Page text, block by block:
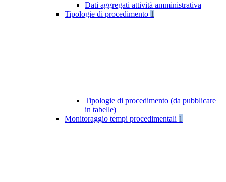
Dati aggregati attività amministrativa
Tipologie di procedimento 1
Tipologie di procedimento (da pubblicare
in tabelle)
Monitoraggio tempi procedimentali 1